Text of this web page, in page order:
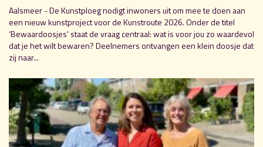
Aalsmeer - De Kunstploeg nodigt inwoners uit om mee te doen aan
een nieuw kunstproject voor de Kunstroute 2026. Onder de titel
‘Bewaardoosjes' staat de vraag centraal: wat is voor jou zo waardevol
dat je het wilt bewaren? Deelnemers ontvangen een klein doosje dat
zij naar...